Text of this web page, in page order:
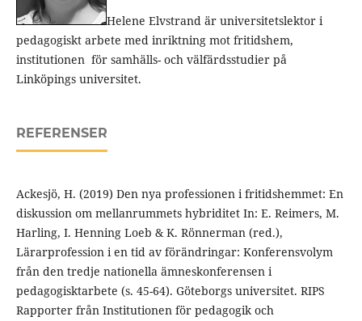
Helene Elvstrand är universitetslektor i
pedagogiskt arbete med inriktning mot fritidshem,
institutionen för samhälls- och välfärdsstudier på
Linköpings universitet.
REFERENSER
Ackesjö, H. (2019) Den nya professionen i fritidshemmet: En
diskussion om mellanrummets hybriditet In: E. Reimers, M.
Harling, I. Henning Loeb & K. Rönnerman (red.),
Lärarprofession i en tid av förändringar: Konferensvolym
från den tredje nationella ämneskonferensen i
pedagogisktarbete (s. 45-64). Göteborgs universitet. RIPS
Rapporter från Institutionen för pedagogik och